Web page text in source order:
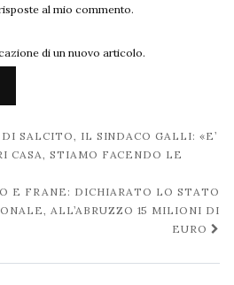
al mio commento.
di un nuovo articolo.
SALCITO, IL SINDACO GALLI: «E’
CASA, STIAMO FACENDO LE
E FRANE: DICHIARATO LO STATO
ALL’ABRUZZO 15 MILIONI DI
EURO